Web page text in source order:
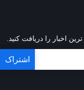
اخبار را دریافت کنید.